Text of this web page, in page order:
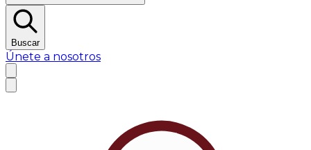
Buscar
Únete a nosotros